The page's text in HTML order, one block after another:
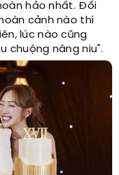
hảo nhất. Đối
cảnh nào thì
lúc nào cũng
chuộng nâng niu".